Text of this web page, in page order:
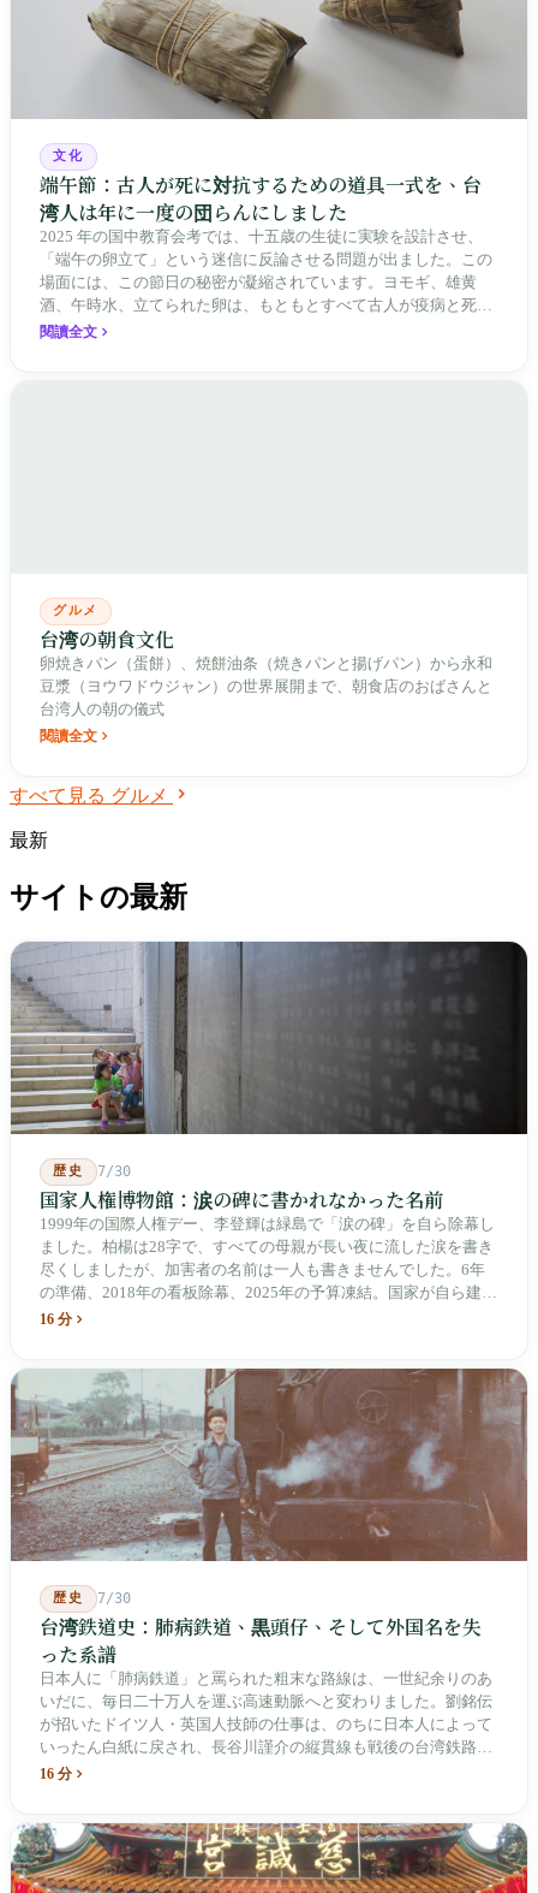
文化
端午節：古人が死に対抗するための道具一式を、台
湾人は年に一度の団らんにしました
2025 年の国中教育会考では、十五歳の生徒に実験を設計させ、
「端午の卵立て」という迷信に反論させる問題が出ました。この
場面には、この節日の秘密が凝縮されています。ヨモギ、雄黄
酒、午時水、立てられた卵は、もともとすべて古人が疫病と死に
対抗するための道具でした。科学はそれらの薬効を一つずつ突き
閱讀全文
グルメ
台湾の朝食文化
卵焼きパン（蛋餅）、焼餅油条（焼きパンと揚げパン）から永和
豆漿（ヨウワドウジャン）の世界展開まで、朝食店のおばさんと
台湾人の朝の儀式
閱讀全文
すべて見る グルメ
最新
サイトの最新
歴史 7/30
国家人権博物館：涙の碑に書かれなかった名前
1999年の国際人権デー、李登輝は緑島で「涙の碑」を自ら除幕し
ました。柏楊は28字で、すべての母親が長い夜に流した涙を書き
尽くしましたが、加害者の名前は一人も書きませんでした。6年
の準備、2018年の看板除幕、2025年の予算凍結。国家が自ら建
て、自らが行ったことを記念する博物館です。しかし解厳から39
16 分
歴史 7/30
台湾鉄道史：肺病鉄道、黒頭仔、そして外国名を失
った系譜
日本人に「肺病鉄道」と罵られた粗末な路線は、一世紀余りのあ
いだに、毎日二十万人を運ぶ高速動脈へと変わりました。劉銘伝
が招いたドイツ人・英国人技師の仕事は、のちに日本人によって
いったん白紙に戻され、長谷川謹介の縦貫線も戦後の台湾鉄路に
よって改名・改番されました。どの世代も前の世代の記録を脚注
治スローガン、そしてようやくプユマ・タロコの世代になって、
先住民族の地名が再びレールの上に敷き戻されたのです。
16 分